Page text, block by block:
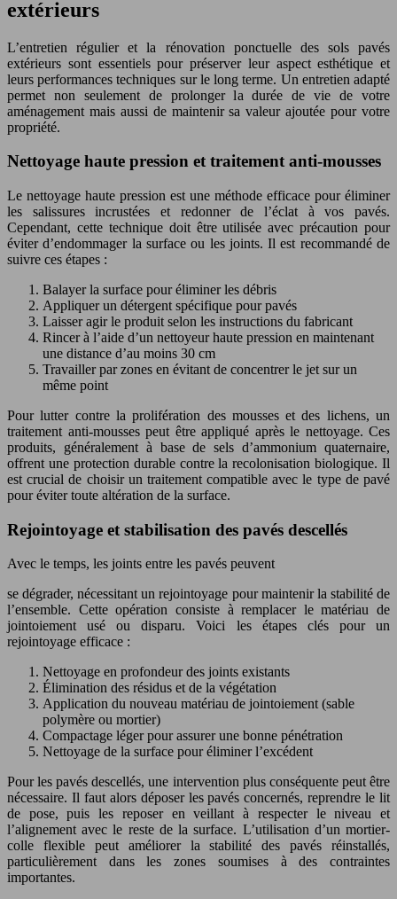
extérieurs
L’entretien régulier et la rénovation ponctuelle des sols pavés
extérieurs sont essentiels pour préserver leur aspect esthétique et
leurs performances techniques sur le long terme. Un entretien adapté
permet non seulement de prolonger la durée de vie de votre
aménagement mais aussi de maintenir sa valeur ajoutée pour votre
propriété.
Nettoyage haute pression et traitement anti-mousses
Le nettoyage haute pression est une méthode efficace pour éliminer
les salissures incrustées et redonner de l’éclat à vos pavés.
Cependant, cette technique doit être utilisée avec précaution pour
éviter d’endommager la surface ou les joints. Il est recommandé de
suivre ces étapes :
Balayer la surface pour éliminer les débris
Appliquer un détergent spécifique pour pavés
Laisser agir le produit selon les instructions du fabricant
Rincer à l’aide d’un nettoyeur haute pression en maintenant
une distance d’au moins 30 cm
Travailler par zones en évitant de concentrer le jet sur un
même point
Pour lutter contre la prolifération des mousses et des lichens, un
traitement anti-mousses peut être appliqué après le nettoyage. Ces
produits, généralement à base de sels d’ammonium quaternaire,
offrent une protection durable contre la recolonisation biologique. Il
est crucial de choisir un traitement compatible avec le type de pavé
pour éviter toute altération de la surface.
Rejointoyage et stabilisation des pavés descellés
Avec le temps, les joints entre les pavés peuvent
se dégrader, nécessitant un rejointoyage pour maintenir la stabilité de
l’ensemble. Cette opération consiste à remplacer le matériau de
jointoiement usé ou disparu. Voici les étapes clés pour un
rejointoyage efficace :
Nettoyage en profondeur des joints existants
Élimination des résidus et de la végétation
Application du nouveau matériau de jointoiement (sable
polymère ou mortier)
Compactage léger pour assurer une bonne pénétration
Nettoyage de la surface pour éliminer l’excédent
Pour les pavés descellés, une intervention plus conséquente peut être
nécessaire. Il faut alors déposer les pavés concernés, reprendre le lit
de pose, puis les reposer en veillant à respecter le niveau et
l’alignement avec le reste de la surface. L’utilisation d’un mortier-
colle flexible peut améliorer la stabilité des pavés réinstallés,
particulièrement dans les zones soumises à des contraintes
importantes.